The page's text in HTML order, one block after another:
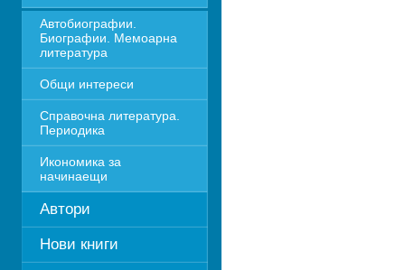
Автобиографии.
Биографии. Мемоарна
литература
Общи интереси
Справочна литература.
Периодика
Икономика за
начинаещи
Автори
Нови книги